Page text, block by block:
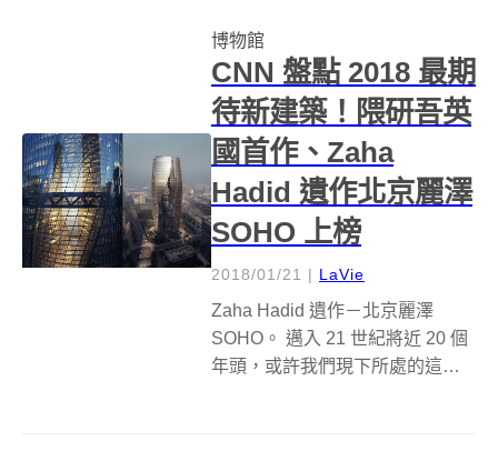
博物館
CNN 盤點 2018 最期
待新建築！隈研吾英
國首作、Zaha
Hadid 遺作北京麗澤
SOHO 上榜
2018/01/21 | LaVie
Zaha Hadid 遺作－北京麗澤
SOHO。 邁入 21 世紀將近 20 個
年頭，或許我們現下所處的這個